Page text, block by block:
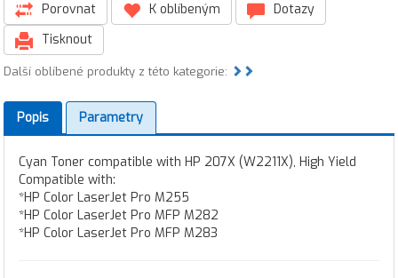
Porovnat K oblíbeným
Dotazy
Tisknout
Další oblíbené produkty z této kategorie:
Popis Parametry
Cyan Toner compatible with HP 207X (W2211X), High Yield
Compatible with:
*HP Color LaserJet Pro M255
*HP Color LaserJet Pro MFP M282
*HP Color LaserJet Pro MFP M283